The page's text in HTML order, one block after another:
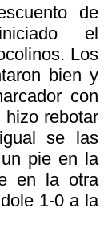
de
el
Los
bien y
con
hizo rebotar
se las
pie en la
en la otra
1-0 a la